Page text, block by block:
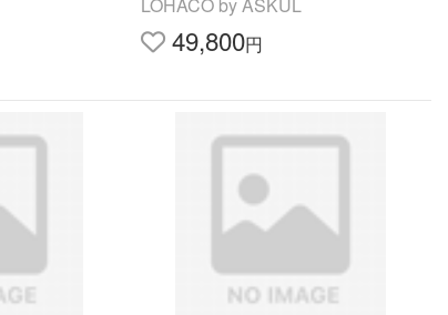
49,800円